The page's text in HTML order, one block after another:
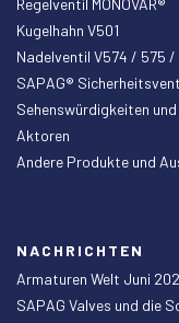
Kugelhahn V501
Nadelventil V574 / 575 /
SAPAG®
Sehenswürdigkeiten
Aktoren
Andere Produkte und
NACHRICHTEN
Armaturen Welt Juni
SAPAG Valves und die